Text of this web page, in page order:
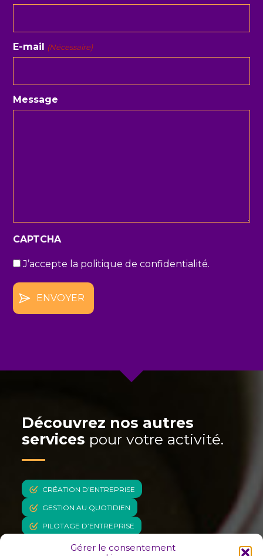
Gérer le consentement
E-mail (Nécessaire)
Message
CAPTCHA
(Nécessaire)
J’accepte la politique de confidentialité.
Découvrez nos autres
services pour votre activité.
CRÉATION D’ENTREPRISE
GESTION AU QUOTIDIEN
PILOTAGE D’ENTREPRISE
RÉVISION COOPÉRATIVE CSE